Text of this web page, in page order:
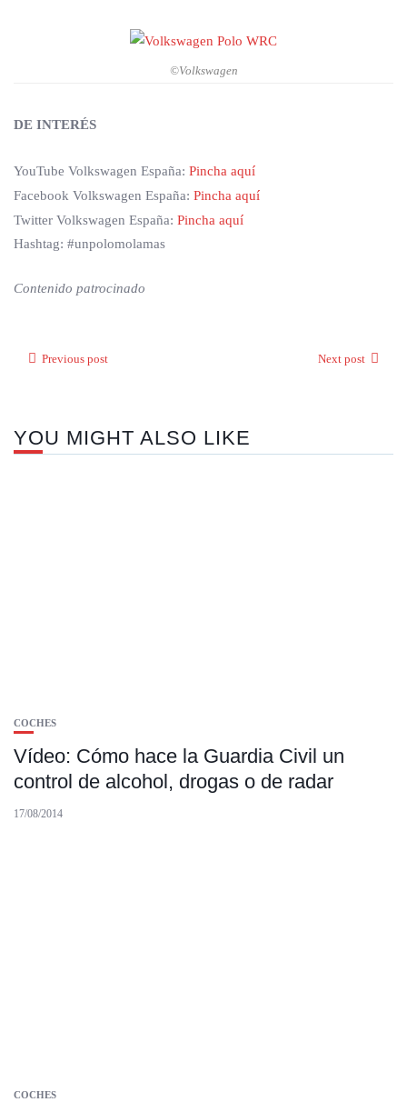
©Volkswagen
DE INTERÉS
YouTube Volkswagen España: Pincha aquí
Facebook Volkswagen España: Pincha aquí
Twitter Volkswagen España: Pincha aquí
Hashtag: #unpolomolamas
Contenido patrocinado
Previous post Next post
YOU MIGHT ALSO LIKE
COCHES
Vídeo: Cómo hace la Guardia Civil un
control de alcohol, drogas o de radar
17/08/2014
COCHES